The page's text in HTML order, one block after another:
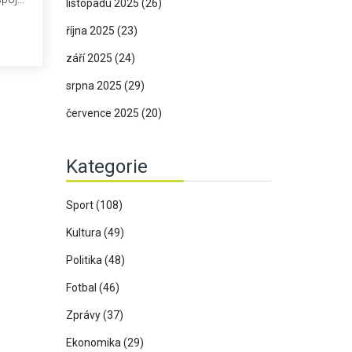
listopadu 2025 (26)
října 2025 (23)
září 2025 (24)
srpna 2025 (29)
července 2025 (20)
Kategorie
Sport(108)
Kultura (49)
Politika (48)
Fotbal (46)
Zprávy(37)
Ekonomika (29)